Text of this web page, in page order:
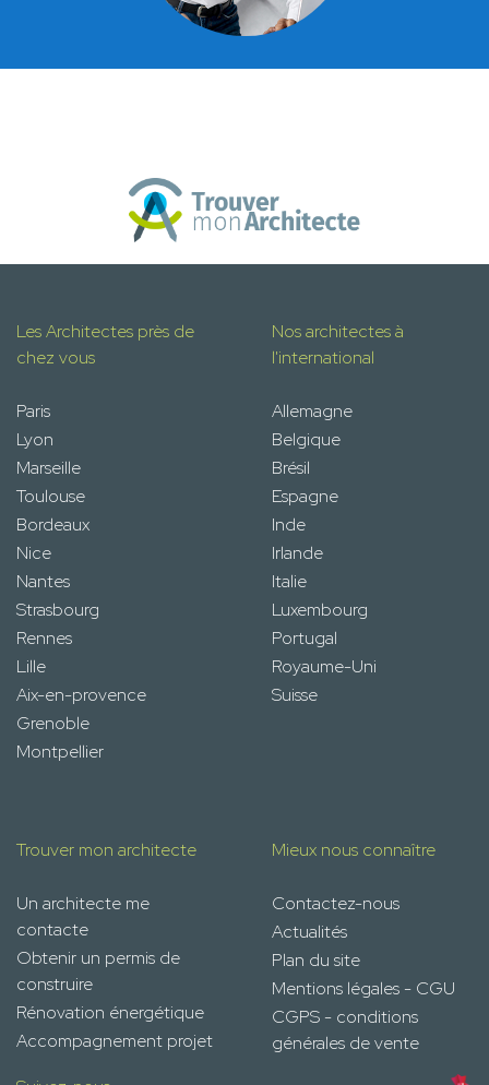
Les Architectes près de
chez vous
Paris
Lyon
Marseille
Toulouse
Bordeaux
Nice
Nantes
Strasbourg
Rennes
Lille
Aix-en-provence
Grenoble
Montpellier
Nos architectes à
l'international
Allemagne
Belgique
Brésil
Espagne
Inde
Irlande
Italie
Luxembourg
Portugal
Royaume-Uni
Suisse
Trouver mon architecte
Un architecte me
contacte
Obtenir un permis de
construire
Rénovation énergétique
Accompagnement projet
Mieux nous connaître
Contactez-nous
Actualités
Plan du site
Mentions légales - CGU
CGPS - conditions
générales de vente